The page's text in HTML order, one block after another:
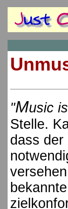
"Music
Stelle.
dass der